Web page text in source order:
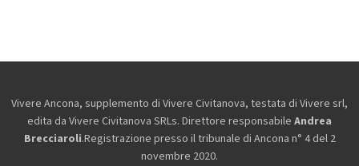
Vivere Ancona, supplemento di Vivere Civitanova, testata di Vivere srl,
edita da Vivere Civitanova SRLs. Direttore responsabile Andrea
Brecciaroli.Registrazione presso il tribunale di Ancona n° 4 del 2
novembre 2020.